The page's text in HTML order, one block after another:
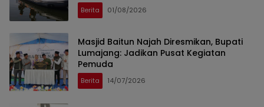
Berita 01/08/2026
Masjid Baitun Najah Diresmikan, Bupati
Lumajang: Jadikan Pusat Kegiatan
Pemuda
Berita 14/07/2026